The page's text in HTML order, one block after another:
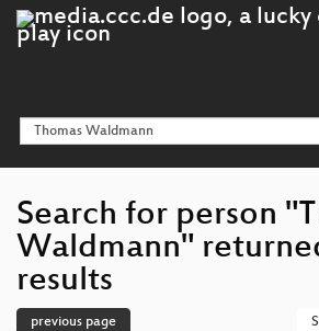
Search for person
Waldmann"
results
previous page